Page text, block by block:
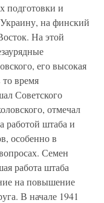
подготовки и
на финский
На этой
его высокая
время
Советского
отмечал
работой штаба и
особенно в
Семен
работа штаба
на повышение
В начале 1941